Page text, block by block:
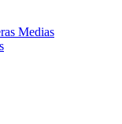
Medias